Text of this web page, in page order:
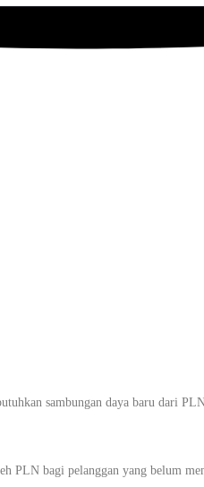
sambungan daya baru dari
PLN bagi pelanggan yang belum